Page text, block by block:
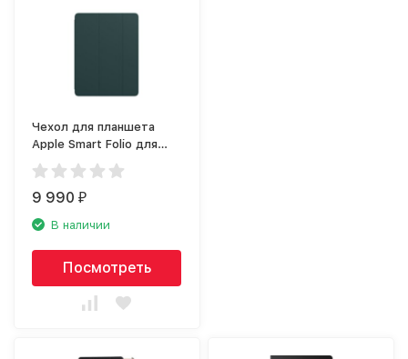
Чехол для планшета
Apple Smart Folio для
iPad Pro 12.9&quot; 2021
штормовой зелёный
9 990₽
В наличии
Посмотреть